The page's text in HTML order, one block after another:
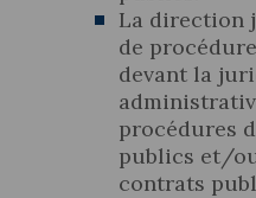
La direction
de
devant la
procédures
publics et/
contrats